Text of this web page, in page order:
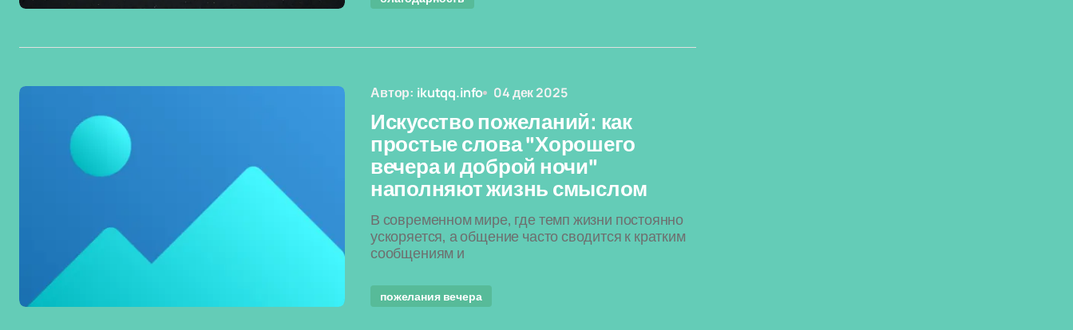
Автор: ikutqq.info 04 дек 2025
Искусство пожеланий: как
простые слова "Хорошего
вечера и доброй ночи"
наполняют жизнь смыслом
В современном мире, где темп жизни постоянно
ускоряется, а общение часто сводится к кратким
сообщениям и
пожелания вечера